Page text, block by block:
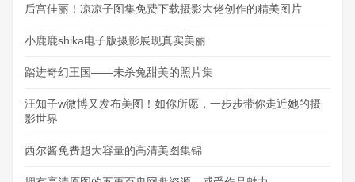
后宫佳丽！凉凉子图集免费下载摄影大佬创作的精美图片
小鹿鹿shika电子版摄影展现真实美丽
踏进奇幻王国——未杀兔甜美的照片集
汪知子w微博又发布美图！如你所愿，一步步带你走近她的摄
影世界
西尔酱免费超大容量的高清美图集锦